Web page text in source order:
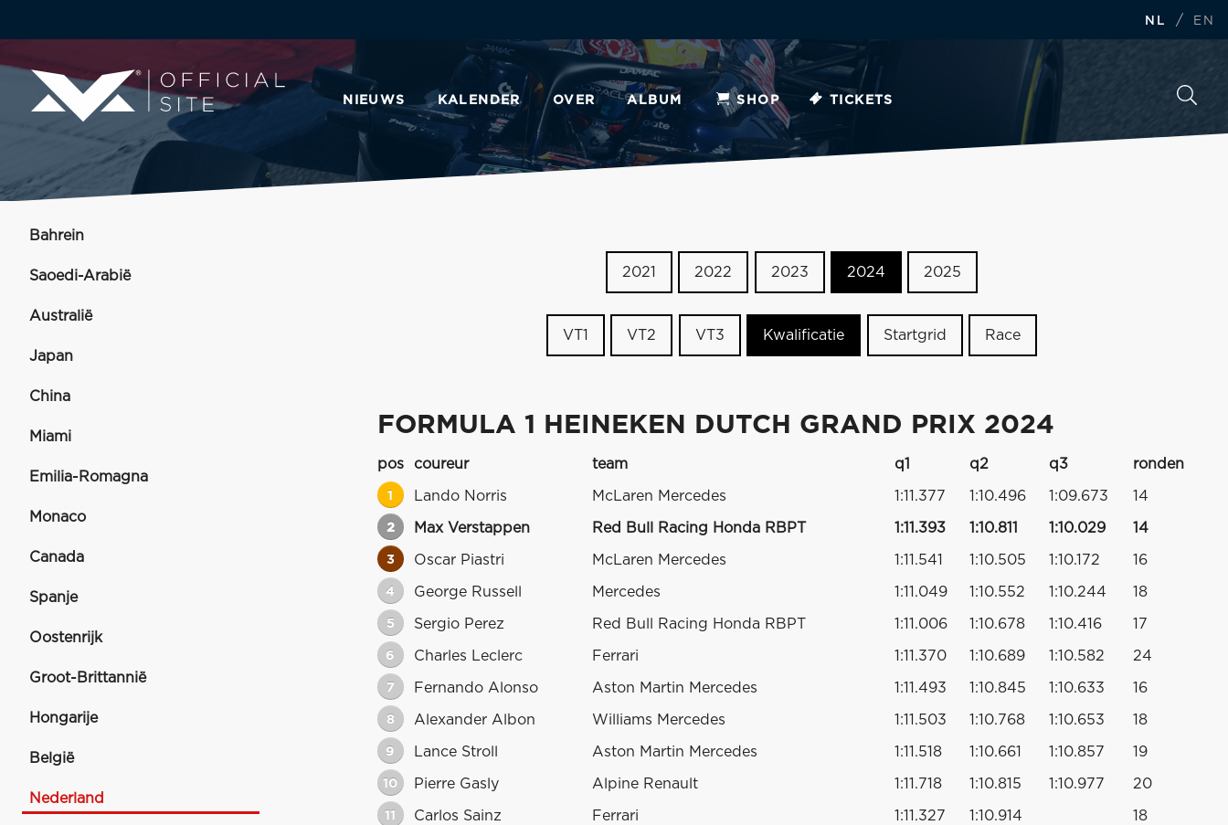
NL / EN
NIEUWS KALENDER OVER ALBUM SHOP TICKETS
Bahrein
Saoedi-Arabië
Australië
Japan
China
Miami
Emilia-Romagna
Monaco
Canada
Spanje
Oostenrijk
Groot-Brittannië
Hongarije
België
Nederland
2021 2022 2023 2024 2025
VT1 VT2 VT3 Kwalificatie Startgrid Race
FORMULA 1 HEINEKEN DUTCH GRAND PRIX 2024
pos coureur team q1 q2 q3 ronden
1 Lando Norris McLaren Mercedes 1:11.377 1:10.496 1:09.673 14
2 Max Verstappen Red Bull Racing Honda RBPT 1:11.393 1:10.811 1:10.029 14
3 Oscar Piastri McLaren Mercedes 1:11.541 1:10.505 1:10.172 16
4 George Russell Mercedes 1:11.049 1:10.552 1:10.244 18
5 Sergio Perez Red Bull Racing Honda RBPT 1:11.006 1:10.678 1:10.416 17
6 Charles Leclerc Ferrari 1:11.370 1:10.689 1:10.582 24
7 Fernando Alonso Aston Martin Mercedes 1:11.493 1:10.845 1:10.633 16
8 Alexander Albon Williams Mercedes 1:11.503 1:10.768 1:10.653 18
9 Lance Stroll Aston Martin Mercedes 1:11.518 1:10.661 1:10.857 19
10 Pierre Gasly Alpine Renault 1:11.718 1:10.815 1:10.977 20
11 Carlos Sainz Ferrari 1:11.327 1:10.914 18